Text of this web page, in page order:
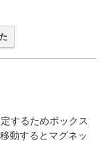
するためボックス
動するとマグネッ